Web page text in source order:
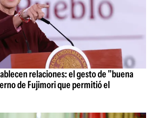
relaciones: el gesto de "buena
de Fujimori que permitió el